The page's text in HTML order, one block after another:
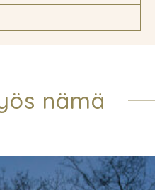
nämä